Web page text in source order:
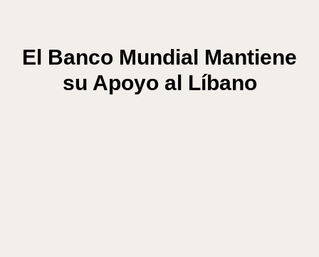
El Banco Mundial Mantiene
su Apoyo al Líbano